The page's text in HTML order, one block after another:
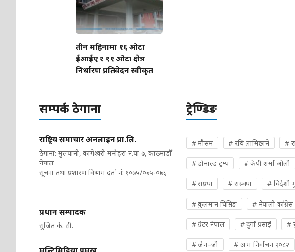
तीन महिनामा १६ ओटा
ईआईए र ११ ओटा क्षेत्र
निर्धारण प्रतिवेदन स्वीकृत
सम्पर्क ठेगाना
राष्ट्रिय समाचार अनलाइन प्रा.लि.
ठेगाना: मुलपानी, कागेश्वरी मनोहरा न.पा ७, काठमाडौँ
नेपाल
सूचना तथा प्रशारण विभाग दर्ता नं: १०७५/०७५-०७६
प्रधान सम्पादक
सुजित के. सी.
ट्रेण्डिङ
# मौसम # रवि लामिछाने #
# डोनाल्ड ट्रम्प # केपी शर्मा ओली
# राप्रपा # रास्वपा # विदेशी
# कुलमान घिसिङ # नेपाली कांग्रेस
# ग्रेटर नेपाल # दुर्गा प्रसाईं #
# जेन–जी # आम निर्वाचन २०८२